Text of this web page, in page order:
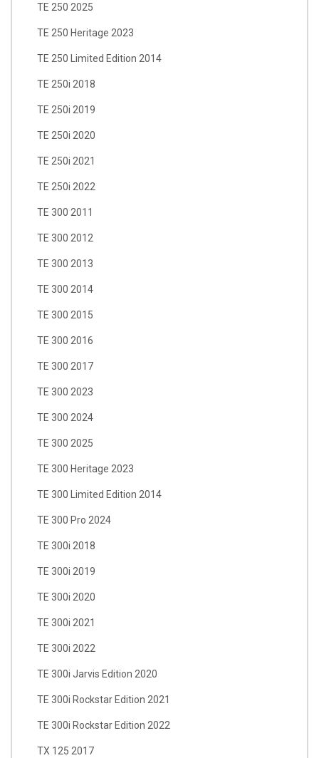
TE 250 2025
TE 250 Heritage 2023
TE 250 Limited Edition 2014
TE 250i 2018
TE 250i 2019
TE 250i 2020
TE 250i 2021
TE 250i 2022
TE 300 2011
TE 300 2012
TE 300 2013
TE 300 2014
TE 300 2015
TE 300 2016
TE 300 2017
TE 300 2023
TE 300 2024
TE 300 2025
TE 300 Heritage 2023
TE 300 Limited Edition 2014
TE 300 Pro 2024
TE 300i 2018
TE 300i 2019
TE 300i 2020
TE 300i 2021
TE 300i 2022
TE 300i Jarvis Edition 2020
TE 300i Rockstar Edition 2021
TE 300i Rockstar Edition 2022
TX 125 2017